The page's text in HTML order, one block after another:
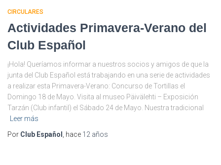
CIRCULARES
Actividades Primavera-Verano del
Club Español
¡Hola! Queríamos informar a nuestros socios y amigos de que la
junta del Club Español está trabajando en una serie de actividades
a realizar esta Primavera-Verano: Concurso de Tortillas el
Domingo 18 de Mayo. Visita al museo Päivälehti – Exposición
Tarzán (Club infantil) el Sábado 24 de Mayo. Nuestra tradicional
Leer más
Por Club Español , hace 12 años